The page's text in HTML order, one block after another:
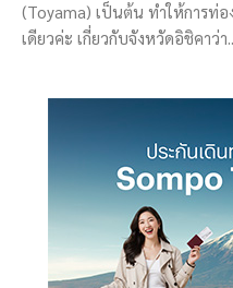
(Toyama) เป็นต้น ทำให้การท่อ
เดียวค่ะ เกี่ยวกับจังหวัดอิชิคาว่า